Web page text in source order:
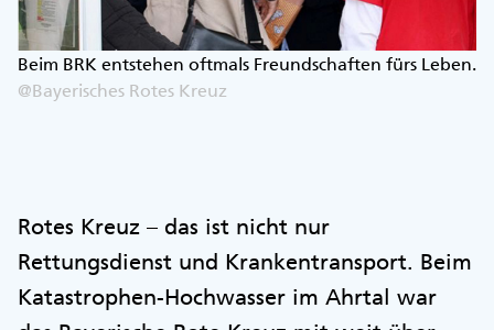
Beim BRK entstehen oftmals Freundschaften fürs Leben.
@Bayerisches Rotes Kreuz
Rotes Kreuz – das ist nicht nur
Rettungsdienst und Krankentransport. Beim
Katastrophen-Hochwasser im Ahrtal war